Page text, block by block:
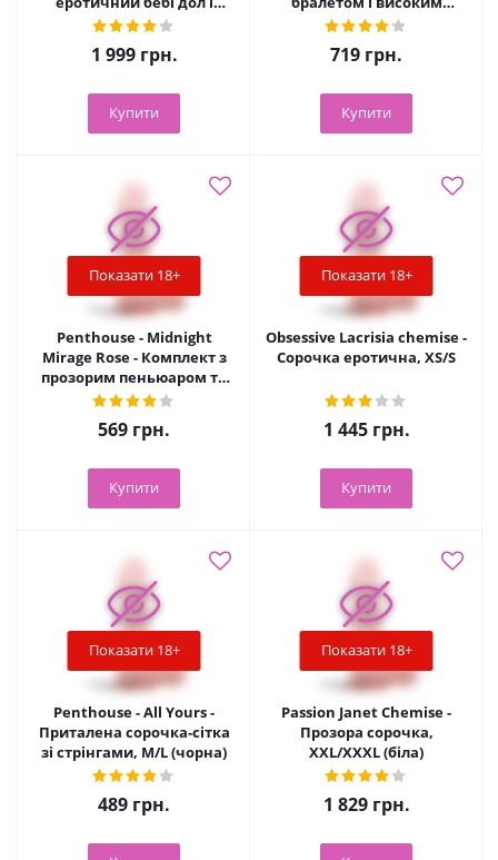
стрінги, XS/S (білий)
1 999грн.
Купити
розрізом, M/L
719 грн.
Купити
Показати 18+
Penthouse - Midnight
Mirage Rose - Комплект з
прозорим пеньюаром та
мініатюрними стрінгами,
569 грн.
Купити
Показати 18+
Obsessive Lacrisia chemise -
Сорочка еротична, XS/S
1 445грн.
Купити
Показати 18+
Penthouse - All Yours -
Приталена сорочка-сітка
зі стрінгами, M/L (чорна)
489 грн.
Показати 18+
Passion Janet Chemise -
Прозора сорочка,
XXL/XXXL (біла)
1 829грн.